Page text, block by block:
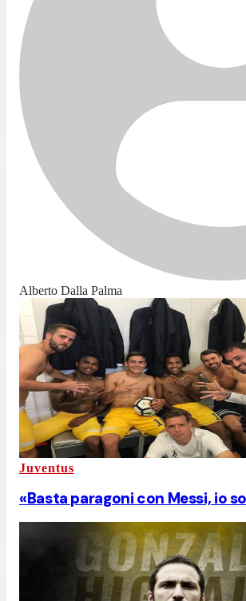
Alberto Dalla Palma
Juventus
«Basta paragoni con Messi, io